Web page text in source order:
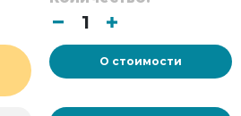
О стоимости